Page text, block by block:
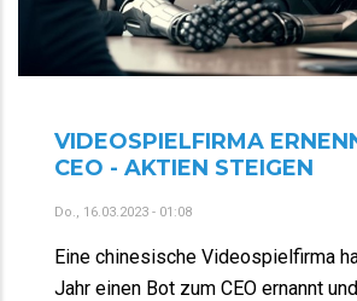
VIDEOSPIELFIRMA
CEO - AKTIEN STEIGEN
Do., 16.03.2023 - 01:08
Eine chinesische Videospielfirma
Jahr einen Bot zum CEO ernannt